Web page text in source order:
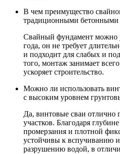
В чем преимущество
традиционными бетонными
Свайный фундамент можно
года, он не требует
и подходит для слабых и
того, монтаж занимает
ускоряет строительство.
Можно ли использовать
с высоким уровнем
Да, винтовые сваи отлично
участков. Благодаря
промерзания и плотной
устойчивы к вспучиванию
разрушению водой, в